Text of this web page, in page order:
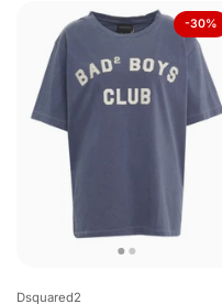
Dsquared2
-30%